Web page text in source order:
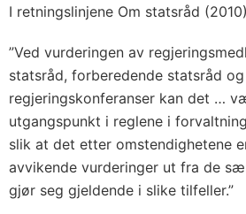
I retningslinjene Om statsråd
”Ved vurderingen av
statsråd, forberedende statsråd og
regjeringskonferanser kan det …
utgangspunkt i reglene i
slik at det etter omstendighetene
avvikende vurderinger ut fra de
gjør seg gjeldende i slike tilfeller.”